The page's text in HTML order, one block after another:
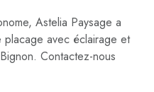
Astelia Paysage a
avec éclairage et
Contactez-nous